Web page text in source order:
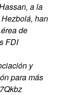
a la
han
de
FDI
y
para más